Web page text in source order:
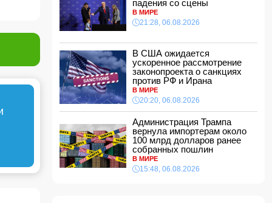
21:16, 06.08.2026
Такер Карлсон обвинил руководство США во
21:00, 06.08.2026
Названо лучшее сочетание для защиты
сердца и сосудов
20:48, 06.08.2026
Салах официально стал игроком
"Трабзонспора": раскрыты детали контракта
В США ожидается ускоренное рассмотрение
законопроекта о санкциях против РФ и Ирана
20:20, 06.08.2026
падения со сцены
В МИРЕ
21:28, 06.08.2026
В США ожидается
ускоренное рассмотрение
законопроекта о санкциях
против РФ и Ирана
В МИРЕ
20:20, 06.08.2026
Администрация Трампа
вернула импортерам около
100 млрд долларов ранее
собранных пошлин
В МИРЕ
15:48, 06.08.2026